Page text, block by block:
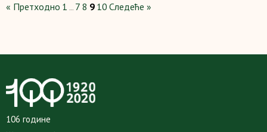
« Претходно 1 … 7 8 9 10 Следеће »
106 године